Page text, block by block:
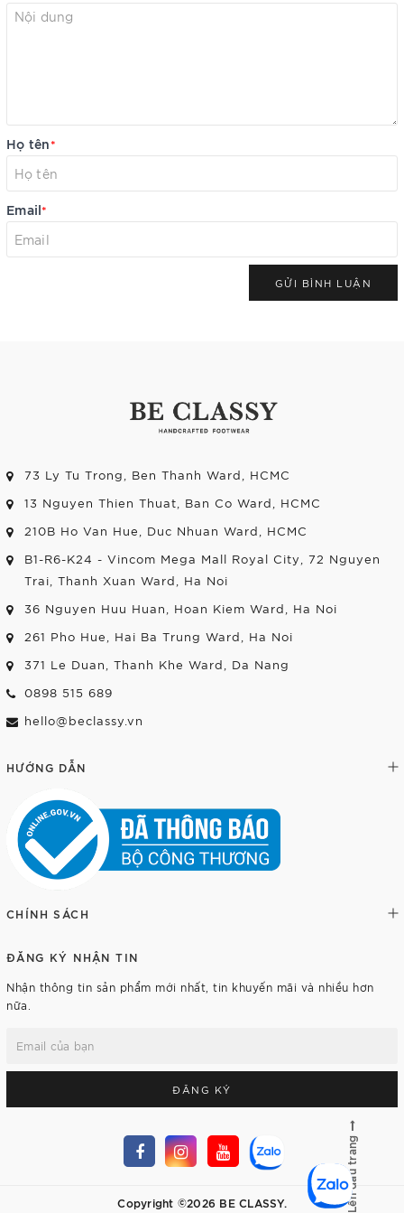
Họ tên*
Email*
GỬI BÌNH LUẬN
73 Ly Tu Trong, Ben Thanh Ward, HCMC
13 Nguyen Thien Thuat, Ban Co Ward, HCMC
210B Ho Van Hue, Duc Nhuan Ward, HCMC
B1-R6-K24 - Vincom Mega Mall Royal City, 72 Nguyen
Trai, Thanh Xuan Ward, Ha Noi
36 Nguyen Huu Huan, Hoan Kiem Ward, Ha Noi
261 Pho Hue, Hai Ba Trung Ward, Ha Noi
371 Le Duan, Thanh Khe Ward, Da Nang
0898 515 689
hello@beclassy.vn
HƯỚNG DẪN
CHÍNH SÁCH
ĐĂNG KÝ NHẬN TIN
Nhận thông tin sản phẩm mới nhất, tin khuyến mãi và nhiều hơn
nữa.
ĐĂNG KÝ
Copyright ©2026 BE CLASSY. Lên đầu trang